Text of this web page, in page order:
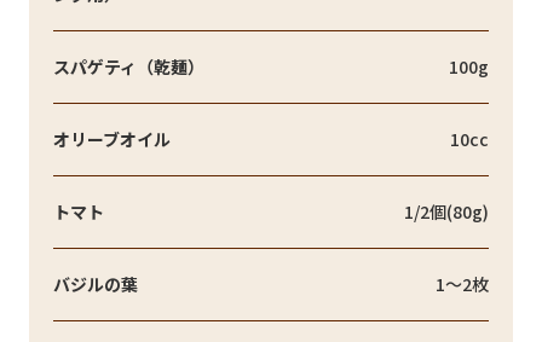
スパゲティ（乾麺） 100g
オリーブオイル 10cc
トマト 1/2個(80g)
バジルの葉 1～2枚